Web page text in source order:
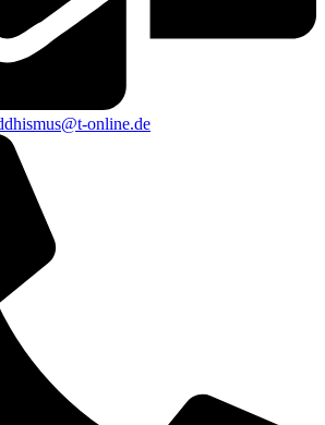
online.de